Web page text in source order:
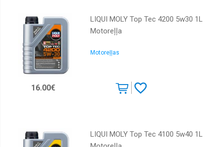
LIQUI MOLY Top Tec 4200 5w30 1L
Motoreļļa
Motoreļļas
16.00€
LIQUI MOLY Top Tec 4100 5w40 1L